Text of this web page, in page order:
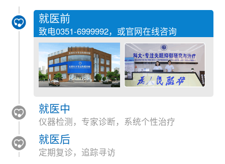
就医前
致电0351-6999992，或官网在线咨询
就医中
仪器检测，专家诊断，系统个性治疗
就医后
定期复诊，追踪寻访